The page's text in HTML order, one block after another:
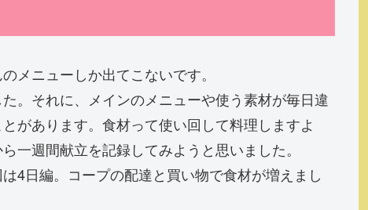
メニューしか出てこないです。
。それに、メインのメニューや使う素材が毎日違
があります。食材って使い回して料理しますよ
一週間献立を記録してみようと思いました。
4日編。コープの配達と買い物で食材が増えまし